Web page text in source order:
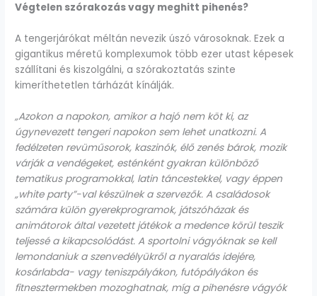
Végtelen szórakozás vagy meghitt pihenés?
A tengerjárókat méltán nevezik úszó városoknak. Ezek a
gigantikus méretű komplexumok több ezer utast képesek
szállítani és kiszolgálni, a szórakoztatás szinte
kimeríthetetlen tárházát kínálják.
„Azokon a napokon, amikor a hajó nem köt ki, az
úgynevezett tengeri napokon sem lehet unatkozni. A
fedélzeten revüműsorok, kaszinók, élő zenés bárok, mozik
várják a vendégeket, esténként gyakran különböző
tematikus programokkal, latin táncestekkel, vagy éppen
„white party”-val készülnek a szervezők. A családosok
számára külön gyerekprogramok, játszóházak és
animátorok által vezetett játékok a medence körül teszik
teljessé a kikapcsolódást. A sportolni vágyóknak se kell
lemondaniuk a szenvedélyükről a nyaralás idejére,
kosárlabda- vagy teniszpályákon, futópályákon és
fitnesztermekben mozoghatnak, míg a pihenésre vágyók